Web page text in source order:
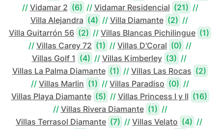
// Vidamar 2 (6) // Vidamar Residencial (21) //
Villa Alejandra (4) // Villa Diamante (2) //
Villa Guitarrón 56 (2) // Villas Blancas Pichilingue (1)
// Villas Carey 72 (1) // Villas D'Coral (0) //
Villas Golf 1 (4) // Villas Kimberley (3) //
Villas La Palma Diamante (1) // Villas Las Rocas (2)
// Villas Marlin (1) // Villas Paradiso (0) //
Villas Playa Diamante (5) // Villas Princess I y II (16)
// Villas Rivera Diamante (1) //
Villas Terrasol Diamante (7) // Villas Velato (4) //